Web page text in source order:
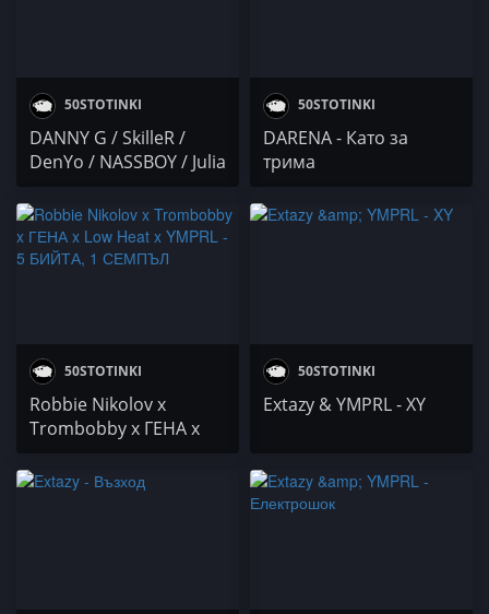
50STOTINKI
DANNY G / SkilleR /
DenYo / NASSBOY / Julia
50STOTINKI
DARENA - Като за
трима
50STOTINKI
Robbie Nikolov x
Trombobby x ГЕНА x
БИЙТА, 1 СЕМПЪЛ
50STOTINKI
Extazy & YMPRL - XY